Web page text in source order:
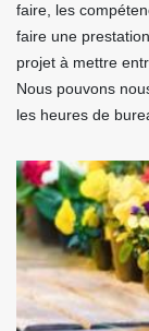
faire, les
faire une
projet à mettre
Nous pouvons
les heures de